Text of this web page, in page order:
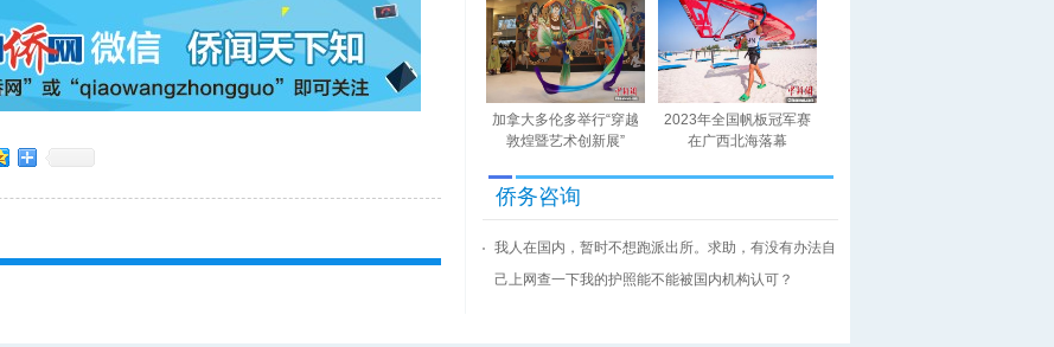
加拿大多伦多举行“穿越
敦煌暨艺术创新展”
2023年全国帆板冠军赛
在广西北海落幕
侨务咨询
我人在国内，暂时不想跑派出所。求助，有没有办法自
己上网查一下我的护照能不能被国内机构认可？